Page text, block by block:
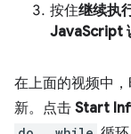
按住继续执
JavaScript
在上面的视频中
新。点击 Start